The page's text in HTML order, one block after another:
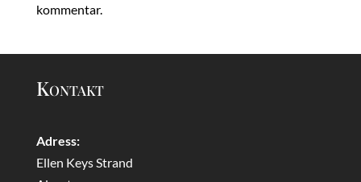
kommentar.
Kontakt
Adress:
Ellen Keys Strand